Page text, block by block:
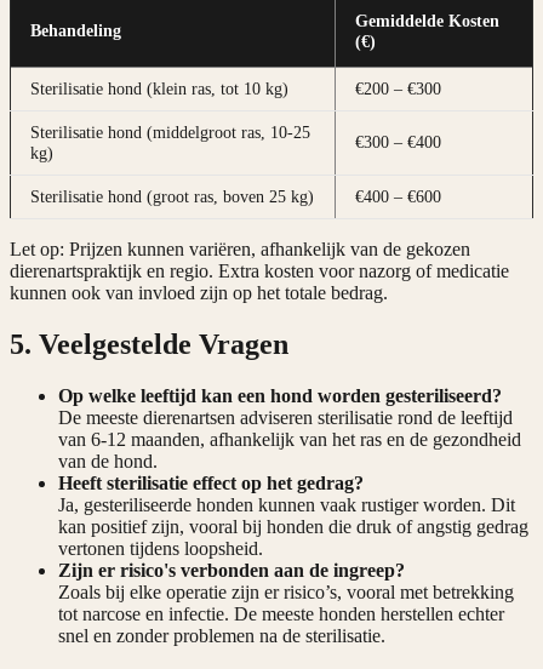
Behandeling
Gemiddelde Kosten
(€)
Sterilisatie hond (klein ras, tot 10 kg) €200 – €300
Sterilisatie hond (middelgroot ras, 10-25
kg)
€300 – €400
Sterilisatie hond (groot ras, boven 25 kg) €400 – €600
Let op: Prijzen kunnen variëren, afhankelijk van de gekozen
dierenartspraktijk en regio. Extra kosten voor nazorg of medicatie
kunnen ook van invloed zijn op het totale bedrag.
5. Veelgestelde Vragen
Op welke leeftijd kan een hond worden gesteriliseerd?
De meeste dierenartsen adviseren sterilisatie rond de leeftijd
van 6-12 maanden, afhankelijk van het ras en de gezondheid
van de hond.
Heeft sterilisatie effect op het gedrag?
Ja, gesteriliseerde honden kunnen vaak rustiger worden. Dit
kan positief zijn, vooral bij honden die druk of angstig gedrag
vertonen tijdens loopsheid.
Zijn er risico's verbonden aan de ingreep?
Zoals bij elke operatie zijn er risico’s, vooral met betrekking
tot narcose en infectie. De meeste honden herstellen echter
snel en zonder problemen na de sterilisatie.